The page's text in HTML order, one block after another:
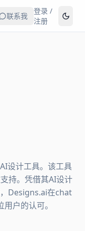
联系我
登录 /
注册
设计工具。该工具
持。凭借其AI设计
Designs.ai在chat
户的认可。